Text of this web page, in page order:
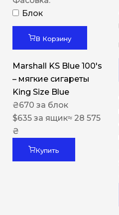
Блок
В Корзину
Marshall KS Blue 100's
– мягкие сигареты
King Size Blue
₴670 за блок
$635 за ящик≈ 28 575
₴
Купить